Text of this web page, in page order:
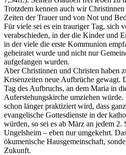
Trotzdem kennen auch wir
Zeiten der Trauer und von Not und
Für viele sei es ein trauriger Tag, sich
verabschieden, in der die Kinder und
in der viele die erste Kommunion
geheiratet wurde und nicht nur
aufgefangen wurden.
Aber Christinnen und Christen haben
Krisenzeiten neue Aufbrüche gewagt.
Tag des Aufbruchs, an dem Maria in
Auferstehungskirche umziehen
schon länger praktiziert wird, dass
evangelische Gottesdienste in der
würden, so sei es ab März an jedem 2.
Ungelsheim – eben nur umgekehrt.
ökumenische Hausgemeinschaft,
Zukunft.